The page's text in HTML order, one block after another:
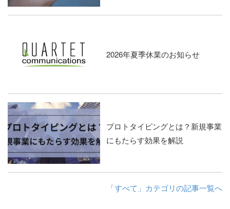
2026年夏季休業のお知らせ
プロトタイピングとは？新規事業
にもたらす効果を解説
「すべて」カテゴリの記事一覧へ